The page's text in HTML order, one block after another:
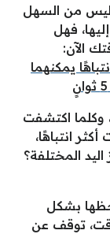
ليس من السهل
فهل
وكلما اكتشفت
انتباهًا،
المختلفة؟
بشكل
توقف عن